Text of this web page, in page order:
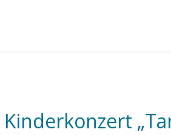
Kinderkonzert